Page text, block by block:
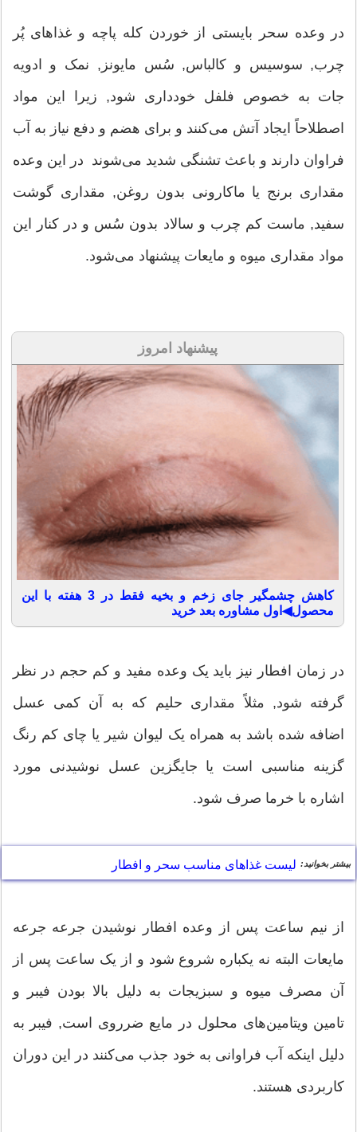
در وعده سحر بایستی از خوردن کله پاچه و غذاهای پُر
چرب, سوسیس و کالباس, سُس مایونز, نمک و ادویه
جات به خصوص فلفل خودداری شود, زیرا این مواد
اصطلاحاً ایجاد آتش می‌کنند و برای هضم و دفع نیاز به آب
فراوان دارند و باعث تشنگی شدید می‌شوند در این وعده
مقداری برنج یا ماکارونی بدون روغن, مقداری گوشت
سفید, ماست کم چرب و سالاد بدون سُس و در کنار این
مواد مقداری میوه و مایعات پیشنهاد می‌شود.
پیشنهاد امروز
کاهش چشمگیر جای زخم و بخیه فقط در 3 هفته با این
محصول◀اول مشاوره بعد خرید
در زمان افطار نیز باید یک وعده مفید و کم حجم در نظر
گرفته شود, مثلاً مقداری حلیم که به آن کمی عسل
اضافه شده باشد به همراه یک لیوان شیر یا چای کم رنگ
گزینه مناسبی است یا جایگزین عسل نوشیدنی مورد
اشاره با خرما صرف شود.
بیشتر بخوانید: لیست غذاهای مناسب سحر و افطار
از نیم ساعت پس از وعده افطار نوشیدن جرعه جرعه
مایعات البته نه یکباره شروع شود و از یک ساعت پس از
آن مصرف میوه و سبزیجات به دلیل بالا بودن فیبر و
تامین ویتامین‌های محلول در مایع ضرروی است, فیبر به
دلیل اینکه آب فراوانی به خود جذب می‌کنند در این دوران
کاربردی هستند.